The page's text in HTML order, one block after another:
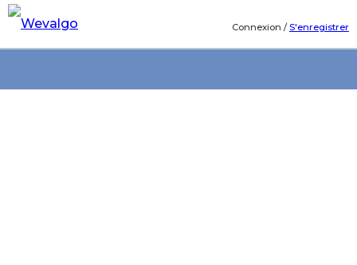
Connexion /S'enregistrer